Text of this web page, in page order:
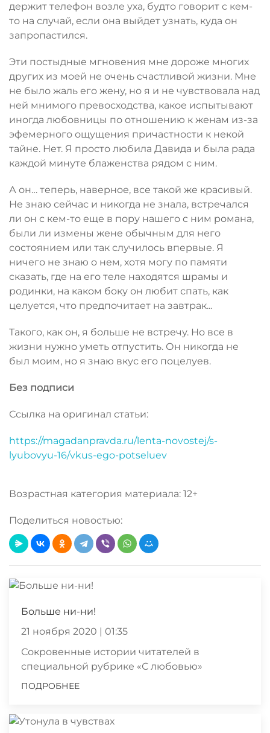
держит телефон возле уха, будто говорит с кем-
то на случай, если она вый­дет узнать, куда он
запропастился.
Эти постыдные мгновения мне дороже многих
других из моей не очень счастливой жизни. Мне
не было жаль его жену, но я и не чувствовала над
ней мнимого превосходства, какое испытывают
иногда любовницы по отношению к женам из-за
эфемерного ощущения причастности к некой
тайне. Нет. Я просто любила Давида и была рада
каждой минуте блаженства рядом с ним.
А он… теперь, наверное, все такой же красивый.
Не знаю сейчас и никогда не знала, встречался
ли он с кем-то еще в пору нашего с ним романа,
были ли измены жене обычным для него
состоянием или так случилось впервые. Я
ничего не знаю о нем, хотя могу по памяти
сказать, где на его теле находятся шрамы и
родинки, на каком боку он любит спать, как
целуется, что предпочитает на завтрак...
Такого, как он, я больше не встречу. Но все в
жизни нужно уметь отпустить. Он никогда не
был моим, но я знаю вкус его поцелуев.
Без подписи
Ссылка на оригинал статьи:
https://magadanpravda.ru/lenta-novostej/s-
lyubovyu-16/vkus-ego-potseluev
Возрастная категория материала: 12+
Поделиться новостью:
Больше ни-ни!
21 ноября 2020 | 01:35
Сокровенные истории читателей в
специальной рубрике «С любовью»
ПОДРОБНЕЕ